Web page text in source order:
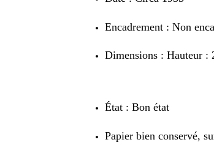
Encadrement : Non
Dimensions : Hauteur :
État : Bon état
Papier bien conservé,